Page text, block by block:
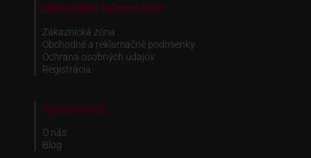
Obchodné informácie
Zákaznická zóna
Obchodné a reklamačné podmienky
Ochrana osobných údajov
Registrácia
Spoločnosť
O nás
Blog